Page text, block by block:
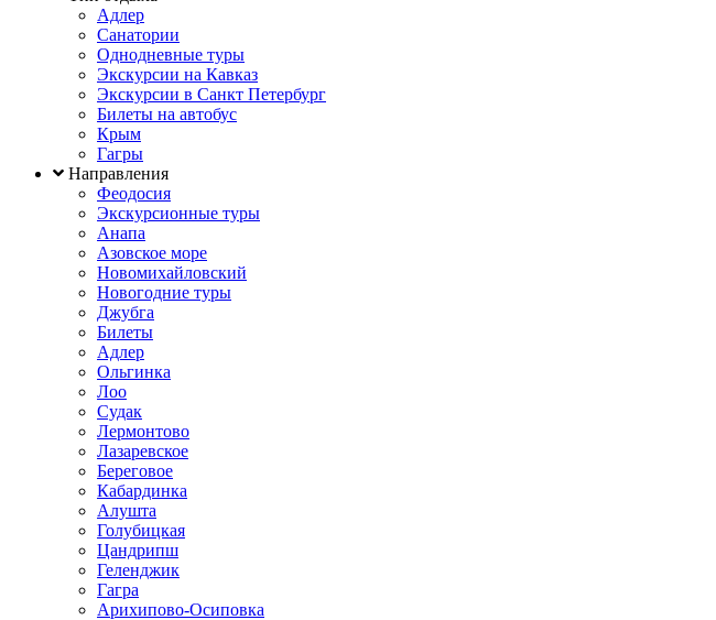
Адлер
Санатории
Однодневные туры
Экскурсии на Кавказ
Экскурсии в Санкт Петербург
Билеты на автобус
Крым
Гагры
Направления
Феодосия
Экскурсионные туры
Анапа
Азовское море
Новомихайловский
Новогодние туры
Джубга
Билеты
Адлер
Ольгинка
Лоо
Судак
Лермонтово
Лазаревское
Береговое
Кабардинка
Алушта
Голубицкая
Цандрипш
Геленджик
Гагра
Арихипово-Осиповка